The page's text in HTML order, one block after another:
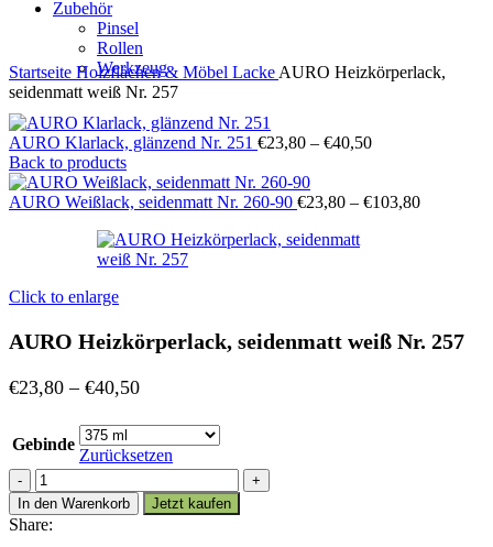
Zubehör
Pinsel
Rollen
Werkzeug
Startseite Holzflächen & Möbel Lacke AURO Heizkörperlack,
seidenmatt weiß Nr. 257
AURO Klarlack, glänzend Nr. 251 €23,80 – €40,50
Back to products
AURO Weißlack, seidenmatt Nr. 260-90 €23,80 – €103,80
Click to enlarge
AURO Heizkörperlack, seidenmatt weiß Nr. 257
€23,80 – €40,50
Gebinde
Zurücksetzen
AURO
Heizkörperlack,
seidenmatt
weiß
In den Warenkorb Jetzt kaufen
Share: